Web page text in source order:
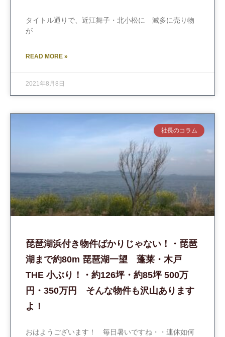
タイトル通りで、近江舞子・北小松に 滅多に売り物
が
READ MORE »
2021年8月8日
社長のコラム
琵琶湖浜付き物件ばかりじゃない！・琵琶
湖まで約80m 琵琶湖一望 蓬莱・木戸
THE 小ぶり！・約126坪・約85坪 500万
円・350万円 そんな物件も沢山あります
よ！
おはようございます！ 毎日暑いですね・・連休如何